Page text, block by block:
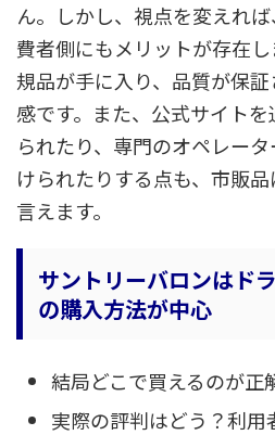
ん。しかし、視点を変えれ
費者側にもメリットが存在
規品が手に入り、品質が保
感です。また、公式サイト
られたり、専門のオペレー
けられたりする点も、市販
言えます。
サントリーバロンはド
の購入方法が中心
結局どこで買えるのが正
実際の評判はどう？利用